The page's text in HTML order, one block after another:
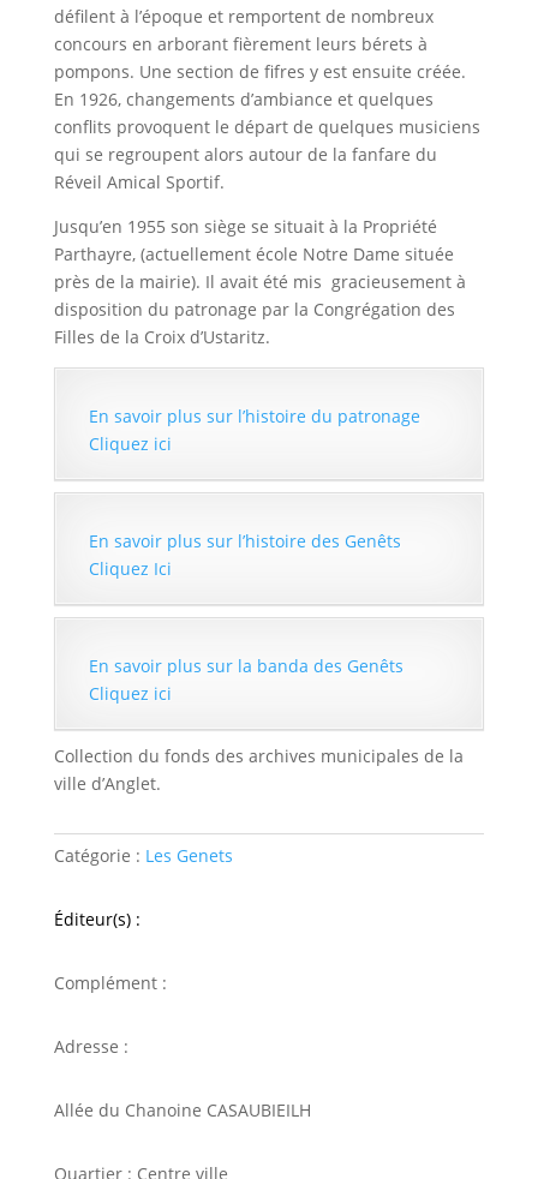
défilent à l’époque et remportent de nombreux
concours en arborant fièrement leurs bérets à
pompons. Une section de fifres y est ensuite créée.
En 1926, changements d’ambiance et quelques
conflits provoquent le départ de quelques musiciens
qui se regroupent alors autour de la fanfare du
Réveil Amical Sportif.
Jusqu’en 1955 son siège se situait à la Propriété
Parthayre, (actuellement école Notre Dame située
près de la mairie). Il avait été mis gracieusement à
disposition du patronage par la Congrégation des
Filles de la Croix d’Ustaritz.
En savoir plus sur l’histoire du patronage
Cliquez ici
En savoir plus sur l’histoire des Genêts
Cliquez Ici
En savoir plus sur la banda des Genêts
Cliquez ici
Collection du fonds des archives municipales de la
ville d’Anglet.
Catégorie : Les Genets
Éditeur(s) :
Complément :
Adresse :
Allée du Chanoine CASAUBIEILH
Quartier : Centre ville